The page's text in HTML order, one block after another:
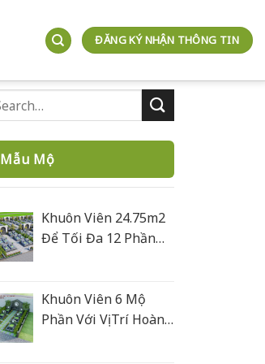
ĐĂNG KÝ NHẬN THÔNG TIN
Mẫu Mộ
Khuôn Viên 24.75m2
Để Tối Đa 12 Phần
Khuôn Viên 6 Mộ
Phần Với Vị Trí Hoàn